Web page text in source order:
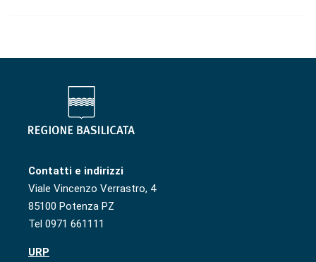
Contatti e indirizzi
Viale Vincenzo Verrastro, 4
85100 Potenza PZ
Tel 0971 661111
URP